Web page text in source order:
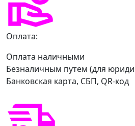
Оплата:
Оплата наличными
Безналичным путем (для
Банковская карта, СБП, QR-код